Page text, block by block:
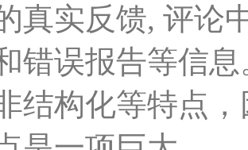
真实反馈, 评论
错误报告等信
结构化等特点